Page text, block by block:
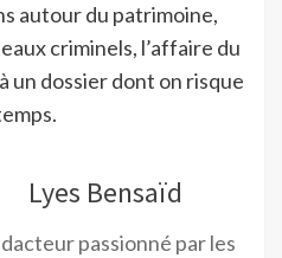
autour du patrimoine,
criminels, l’affaire du
un dossier dont on risque
Lyes Bensaïd
passionné par les